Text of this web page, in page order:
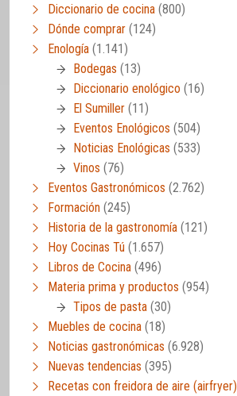
Diccionario de cocina (800)
Dónde comprar (124)
Enología (1.141)
Bodegas (13)
Diccionario enológico (16)
El Sumiller (11)
Eventos Enológicos (504)
Noticias Enológicas (533)
Vinos (76)
Eventos Gastronómicos (2.762)
Formación (245)
Historia de la gastronomía (121)
Hoy Cocinas Tú (1.657)
Libros de Cocina (496)
Materia prima y productos (954)
Tipos de pasta (30)
Muebles de cocina (18)
Noticias gastronómicas (6.928)
Nuevas tendencias (395)
Recetas con freidora de aire (airfryer)